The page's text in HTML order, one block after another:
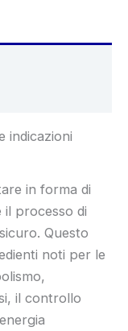
indicazioni
in forma di
processo di
Questo
noti per le
il controllo